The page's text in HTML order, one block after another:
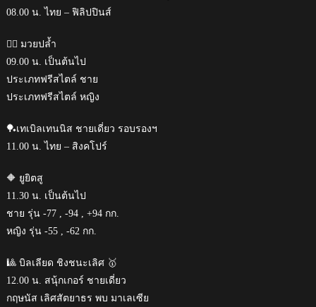
08.00 น. ไทย – ฟิลิปปินส์
🤼‍♂️ มวยปล้ำ
09.00 น. เป็นต้นไป
ประเภทฟรีสไตล์ ชาย
ประเภทฟรีสไตล์ หญิง
🏓เทเบิลเทนนิส ชายเดี่ยว รอบรองฯ
11.00 น. ไทย – สิงคโปร์
🔶 ยูยิตสู
11.30 น. เป็นต้นไป
ชาย รุ่น -77 , -94 , +94 กก.
หญิง รุ่น -55 , -62 กก.
🎱 บิลเลียด ชิงชนะเลิศ 🥇
12.00 น. สนุ้กเกอร์ ชายเดี่ยว
กฤษนัส เลิศสัตยาธร พบ มาเลเซีย